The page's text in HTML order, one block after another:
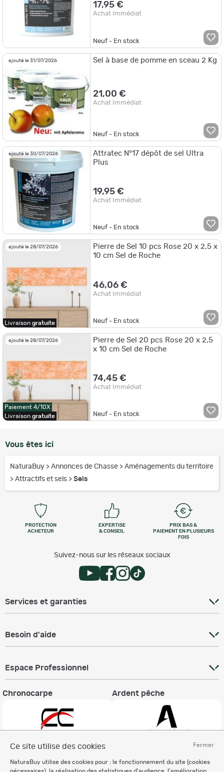
Fermer
Ce site utilise des cookies
NaturaBuy utilise des cookies pour : le fonctionnement du site (cookies
17,95 €
Achat Immédiat
Neuf - En stock
ajouté le 31/07/2026 Sel à base de pomme en sceau 2 Kg
21,00 €
Achat Immédiat
Neuf - En stock
ajouté le 30/07/2026
Attratec N°17 dépôt de sel Ultra
Plus
19,95 €
Achat Immédiat
Neuf - En stock
ajouté le 28/07/2026
Livraison gratuite
Pierre de Sel 10 pcs Rose 20 x 2,5 x
10 cm Sel de Roche
46,06 €
Achat Immédiat
Neuf - En stock
ajouté le 28/07/2026
Paiement 4/10X
Livraison gratuite
Pierre de Sel 20 pcs Rose 20 x 2,5
x 10 cm Sel de Roche
74,45 €
Achat Immédiat
Neuf - En stock
Vous êtes ici
NaturaBuy > Annonces de Chasse > Aménagements du territoire
> Attractifs et sels > Sels
PROTECTION
ACHETEUR
EXPERTISE
& CONSEIL
PRIX BAS &
PAIEMENT EN PLUSIEURS
FOIS
Suivez-nous sur les réseaux sociaux
Services et garanties
Besoin d'aide
Espace Professionnel
Chronocarpe Ardent pêche
Informations légales